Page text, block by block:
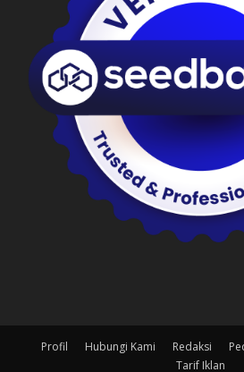
Profil Hubungi Kami Redaksi
Tarif Iklan